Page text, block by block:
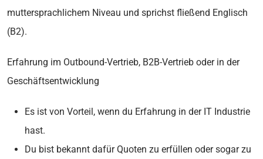
muttersprachlichem Niveau und sprichst fließend Englisch
(B2).
Erfahrung im Outbound-Vertrieb, B2B-Vertrieb oder in der
Geschäftsentwicklung
Es ist von Vorteil, wenn du Erfahrung in der IT Industrie
hast.
Du bist bekannt dafür Quoten zu erfüllen oder sogar zu